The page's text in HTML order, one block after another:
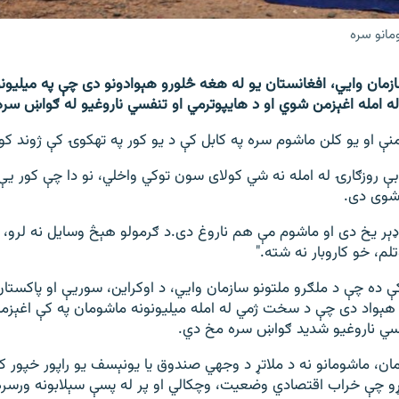
سره
وایي، افغانستان یو له هغه څلورو هېوادونو دی چې په
اغېزمن شوي او د هایپوترمي او تنفسي ناروغیو له ګواښ
او یو کلن ماشوم سره په کابل کې د یو کور په تهکوۍ کې ژوند
روزګارۍ له امله نه شي کولای سون توکي واخلي، نو دا چې کور
شوی دی.
یخ دی او ماشوم مې هم ناروغ دی.د ګرمولو هېڅ وسایل نه
خو کاروبار نه شته."
ده چې د ملګرو ملتونو سازمان وایي، د اوکراین، سوریې او
هېواد دی چې د سخت ژمي له امله میلیونونه ماشومان په کې
ناروغیو شدید ګواښ سره مخ دي.
ماشومانو نه د ملاتړ د وجهي صندوق یا یونېسف يو راپور
چې خراب اقتصادي وضعیت، وچکالي او پر له پسې سېلابونه